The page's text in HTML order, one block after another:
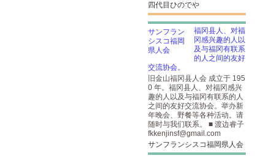
四代目ひのでや
福冈县人、对福
冈感兴趣的人以
及与福冈有联系
的人之间的友好
交流协会。
旧金山福冈县人会 成立于 195
0 年。福冈县人、对福冈感兴
趣的人以及与福冈有联系的人
之间的友好交流协会。举办新
年晚会、野餐等各种活动。请
随时与我们联系。 ■ 渡边睿子
fkkenjinsf@gmail.com
サンフランシスコ福岡県人会